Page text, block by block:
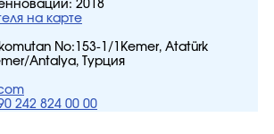
2018
на карте
No:153-1/1Kemer, Atatürk
Antalya, Турция
242 824 00 00